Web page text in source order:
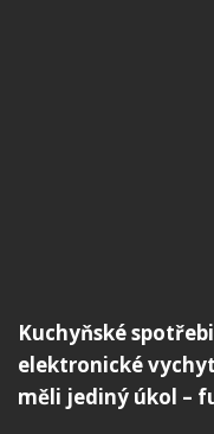
Kuchyňské
elektronické
měli jediný úkol –